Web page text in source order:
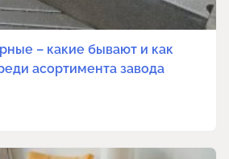
– какие бывают и как
асортимента завода